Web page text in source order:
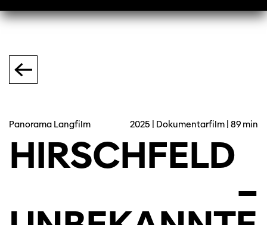
Panorama Langfilm 2025 | Dokumentarfilm | 89 min
HIRSCHFELD
–